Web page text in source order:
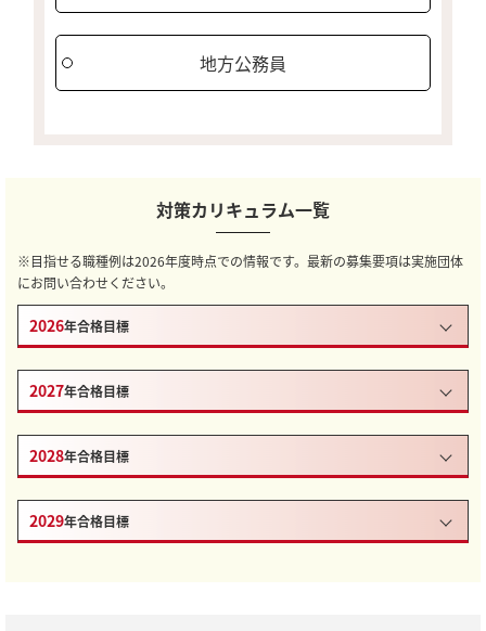
地方公務員
対策カリキュラム一覧
※目指せる職種例は2026年度時点での情報です。最新の募集要項は実施団体
にお問い合わせください。
2026年合格目標
2027年合格目標
2028年合格目標
2029年合格目標